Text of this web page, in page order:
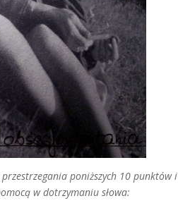
poniższych 10 punktów i
w dotrzymaniu słowa: